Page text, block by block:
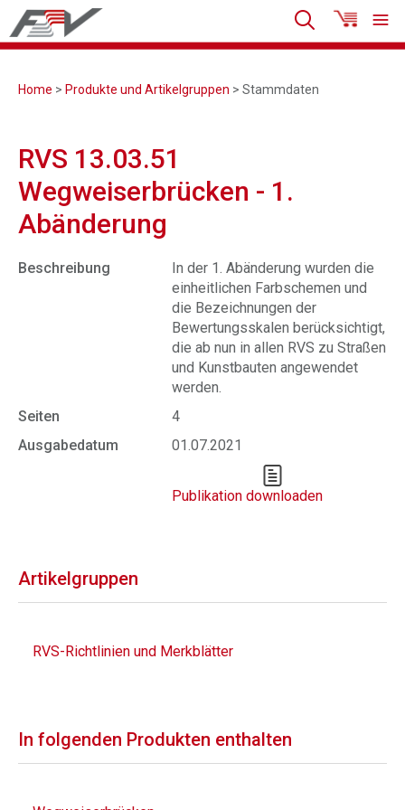
Home > Produkte und Artikelgruppen > Stammdaten
RVS 13.03.51
Wegweiserbrücken - 1.
Abänderung
Beschreibung
In der 1. Abänderung wurden die
einheitlichen Farbschemen und
die Bezeichnungen der
Bewertungsskalen berücksichtigt,
die ab nun in allen RVS zu Straßen
und Kunstbauten angewendet
werden.
Seiten
4
Ausgabedatum
01.07.2021
Publikation downloaden
Artikelgruppen
RVS-Richtlinien und Merkblätter
In folgenden Produkten enthalten